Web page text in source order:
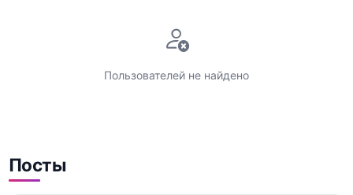
Пользователей не найдено
Посты